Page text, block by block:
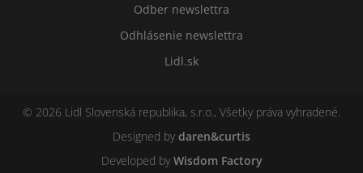
Odber newslettra
Odhlásenie newslettra
Lidl.sk
© 2026 Lidl Slovenská republika, s.r.o., Všetky práva vyhradené.
Designed bydaren&curtis
Developed byWisdom Factory